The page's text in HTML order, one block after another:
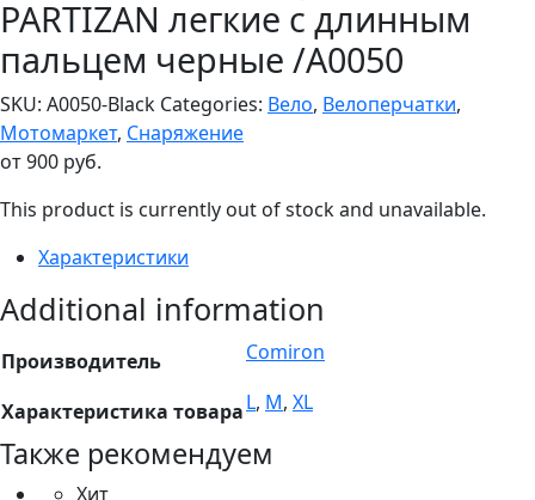
PARTIZAN легкие с длинным
пальцем черные /A0050
SKU: A0050-Black Categories: Вело, Велоперчатки,
Мотомаркет, Снаряжение
от900 руб.
This product is currently out of stock and unavailable.
Характеристики
Additional information
Производитель Comiron
Характеристика товараL, M, XL
Также рекомендуем
Хит